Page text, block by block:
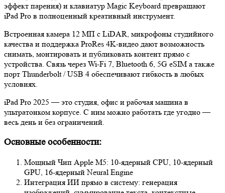
эффект парения) и клавиатур Magic Keyboard превращают
iPad Pro в полноценный креативный инструмент.
Встроенная камера 12 МП с LiDAR, микрофоны студийного
качества и поддержка ProRes 4K‑видео дают возможность
снимать, монтировать и публиковать контент прямо с
устройства. Связь через Wi‑Fi 7, Bluetooth 6, 5G eSIM а также
порт Thunderbolt / USB 4 обеспечивают гибкость в любых
условиях.
iPad Pro 2025 — это студия, офис и рабочая машина в
ультратонком корпусе. С ним можно работать где угодно —
весь день и без ограничений.
Основные особенности:
Мощный Чип Apple M5: 10‑ядерный CPU, 10‑ядерный
GPU, 16‑ядерный Neural Engine
Интеграция ИИ прямо в систему: генерация